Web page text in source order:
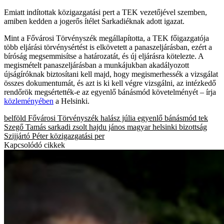
Emiatt indítottak közigazgatási pert a TEK vezetőjével szemben,
amiben kedden a jogerős ítélet Sarkadiéknak adott igazat.
Mint a Fővárosi Törvényszék megállapította, a TEK főigazgatója
több eljárási törvénysértést is elkövetett a panaszeljárásban, ezért a
bíróság megsemmisítse a határozatát, és új eljárásra kötelezte. A
megismételt panaszeljárásban a munkájukban akadályozott
újságíróknak biztosítani kell majd, hogy megismerhessék a vizsgálat
összes dokumentumát, és azt is ki kell végre vizsgálni, az intézkedő
rendőrök megsértették-e az egyenlő bánásmód követelményét – írja
közleményében a Helsinki.
belföld Fővárosi Törvényszék halász júlia egyenlő bánásmód tek
Szegő Tamás sarkadi zsolt hajdu jános magyar helsinki bizottság
Szijjártó Péter közigazgatási per
Kapcsolódó cikkek